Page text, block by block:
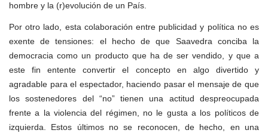
hombre y la (r)evolución de un País.
Por otro lado, esta colaboración entre publicidad y política no es
exente de tensiones: el hecho de que Saavedra conciba la
democracia como un producto que ha de ser vendido, y que a
este fin entente convertir el concepto en algo divertido y
agradable para el espectador, haciendo pasar el mensaje de que
los sostenedores del “no” tienen una actitud despreocupada
frente a la violencia del régimen, no le gusta a los políticos de
izquierda. Estos últimos no se reconocen, de hecho, en una